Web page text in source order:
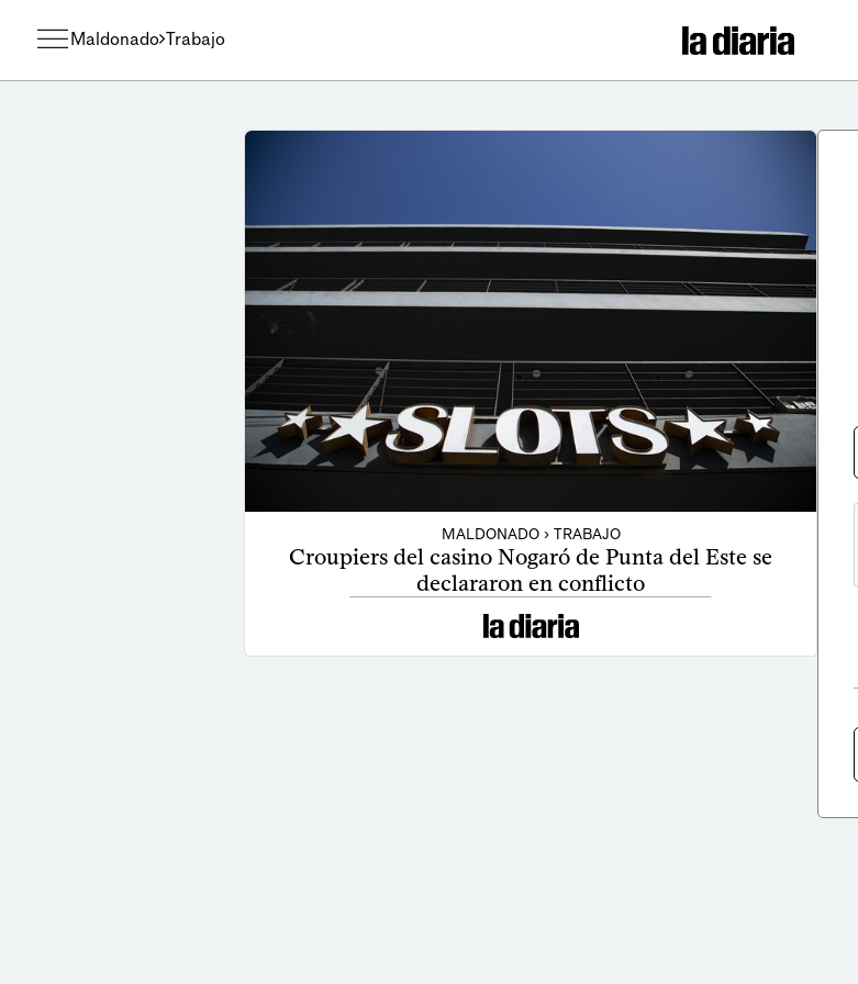
Maldonado Trabajo
MALDONADO › TRABAJO
Croupiers del casino Nogaró de Punta del Este se
declararon en conflicto